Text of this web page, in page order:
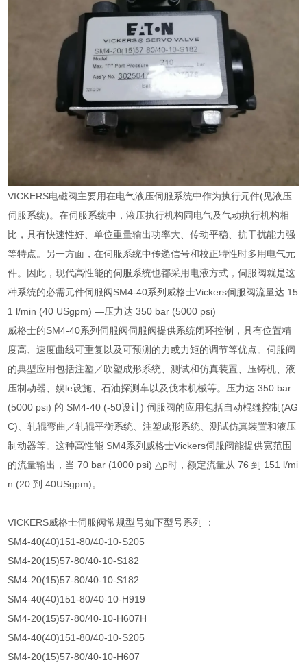
VICKERS电磁阀主要用在电气液压伺服系统中作为执行元件(见液压
伺服系统)。在伺服系统中，液压执行机构同电气及气动执行机构相
比，具有快速性好、单位重量输出功率大、传动平稳、抗干扰能力强
等特点。另一方面，在伺服系统中传递信号和校正特性时多用电气元
件。因此，现代高性能的伺服系统也都采用电液方式，伺服阀就是这
种系统的必需元件伺服阀SM4-40系列威格士Vickers伺服阀流量达 15
1 l/min (40 USgpm) —压力达 350 bar (5000 psi)
威格士的SM4-40系列伺服阀伺服阀提供系统闭环控制，具有位置精
度高、速度曲线可重复以及可预测的力或力矩的调节等优点。伺服阀
的典型应用包括注塑／吹塑成形系统、测试和仿真装置、压铸机、液
压制动器、娱le设施、石油探测车以及伐木机械等。压力达 350 bar
(5000 psi) 的 SM4-40 (-50设计) 伺服阀的应用包括自动棍缝控制(AG
C)、轧辊弯曲／轧辊平衡系统、注塑成形系统、测试仿真装置和液压
制动器等。这种高性能 SM4系列威格士Vickers伺服阀能提供宽范围
的流量输出，当 70 bar (1000 psi) △p时，额定流量从 76 到 151 l/mi
n (20 到 40USgpm)。
VICKERS威格士伺服阀常规型号如下型号系列 ：
SM4-40(40)151-80/40-10-S205
SM4-20(15)57-80/40-10-S182
SM4-20(15)57-80/40-10-S182
SM4-40(40)151-80/40-10-H919
SM4-20(15)57-80/40-10-H607H
SM4-40(40)151-80/40-10-S205
SM4-20(15)57-80/40-10-H607